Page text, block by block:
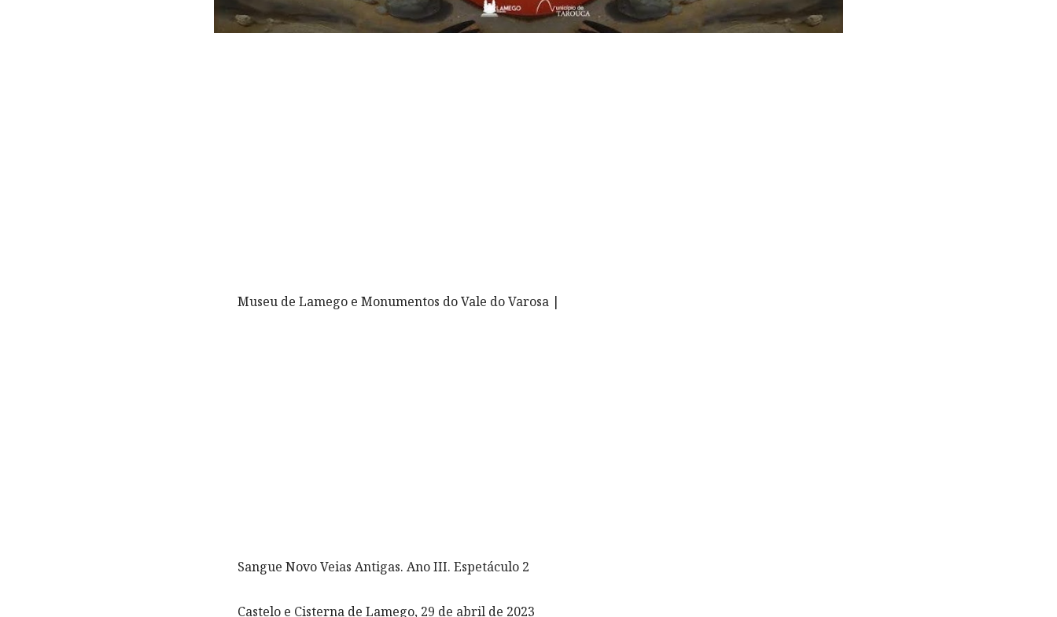
Museu de Lamego e Monumentos do Vale do Varosa |
Sangue Novo Veias Antigas. Ano III. Espetáculo 2
Castelo e Cisterna de Lamego, 29 de abril de 2023